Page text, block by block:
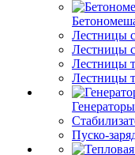
Лестницы
Лестницы
Лестницы
Лестницы
Генераторы
Пуско-